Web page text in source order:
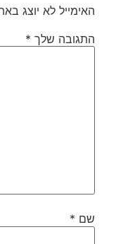
האימייל לא יוצג
התגובה שלך *
שם *